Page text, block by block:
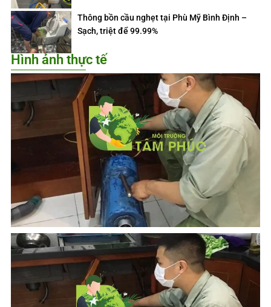
Thông bồn cầu nghẹt tại Phù Mỹ Bình Định –
Sạch, triệt để 99.99%
Hình ảnh thực tế